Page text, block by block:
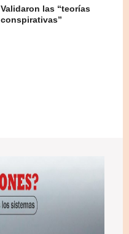
Validaron las “teorías
conspirativas”